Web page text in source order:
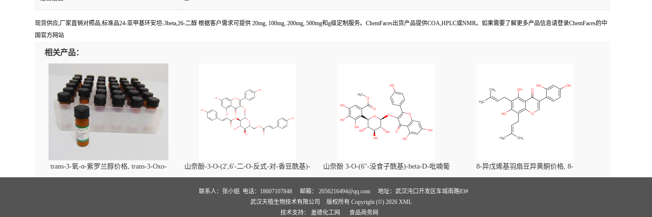
现货供应,厂家直销对照品,标准品24-亚甲基环安坦-3beta,26-二醇 根据客户需求可提供 20mg, 100mg, 200mg, 500mg和g级定制服务。ChemFaces出货产品提供COA,HPLC或NMR。如果需要了解更多产品信息请登录ChemFaces的中
国官方网站
相关产品：
trans-3-氧-α-紫罗兰醇价格, trans-3-Oxo-
alpha-ionol对照品, CAS号:896107-70-3
山奈酚-3-O-(2',6'-二-O-反式-对-香豆酰基)-
beta-D-吡喃葡萄糖苷价格, Kaempferol-3-O-
(2',6'-di-O-trans-p-coumaroyl)-beta-D-
glucopyranoside对照品, CAS号:121651-61-4
山奈酚 3-O-(6''-没食子酰基)-beta-D-吡喃葡
萄糖苷价格, Kaempferol 3-O-(6''-galloyl)-
beta-D-glucopyranoside对照品, CAS
号:56317-05-6
8-异戊烯基羽扇豆异黄酮价格, 8-
Prenylluteone对照品, CAS号:125002-91-7
联系人：张小姐 电话：18607107848 邮箱： 2056216494@qq.com
地址：武汉沌口开发区车城南路83#
武汉天植生物技术有限公司
版权所有 Copyright (©) 2026 XML
技术支持： 盖德化工网 食品商务网